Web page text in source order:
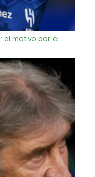
el motivo por el…